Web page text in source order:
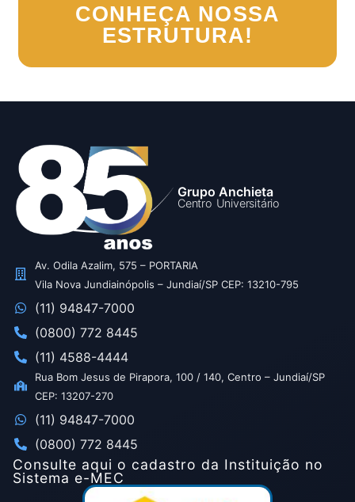
CONHEÇA NOSSA
ESTRUTURA!
Grupo Anchieta
Centro Universitário
Av. Odila Azalim, 575 – PORTARIA
Vila Nova Jundiainópolis – Jundiaí/SP CEP: 13210-795
(11) 94847-7000
(0800) 772 8445
(11) 4588-4444
Rua Bom Jesus de Pirapora, 100 / 140, Centro – Jundiaí/SP
CEP: 13207-270
(11) 94847-7000
(0800) 772 8445
Consulte aqui o cadastro da Instituição no
Sistema e-MEC